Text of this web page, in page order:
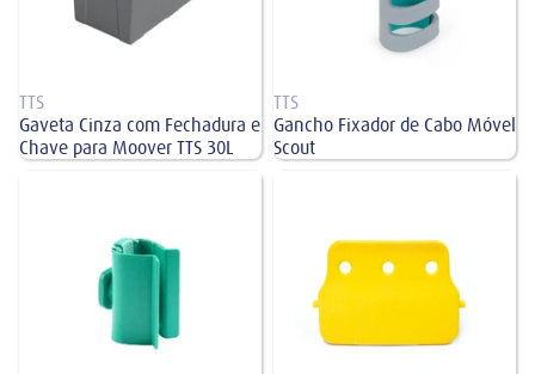
TTS
Gaveta Cinza com Fechadura e
Chave para Moover TTS 30L
TTS
Gancho Fixador de Cabo Móvel
Scout